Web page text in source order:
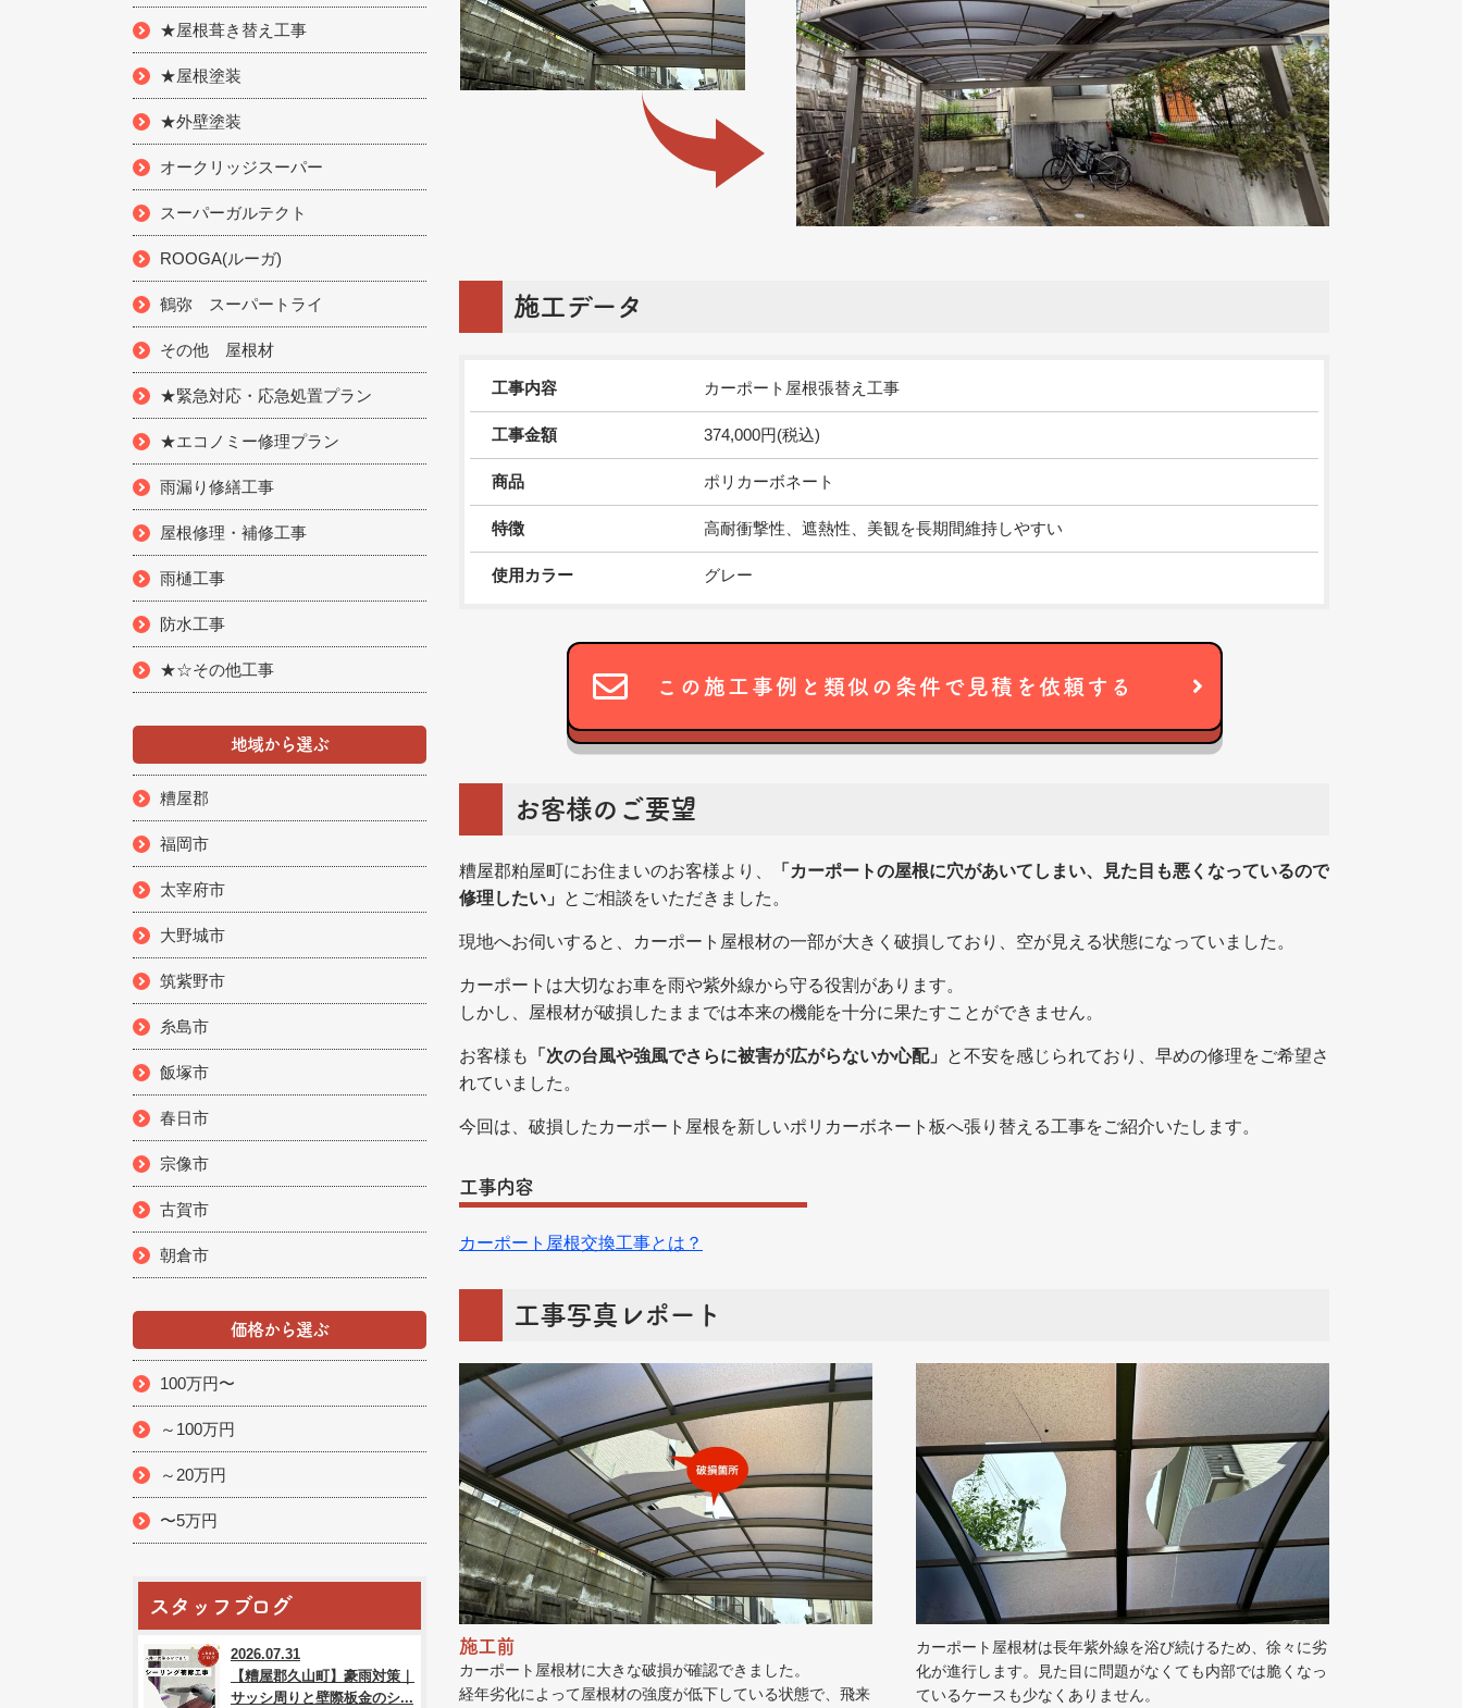
施工データ
工事内容 カーポート屋根張替え工事
工事金額 374,000円(税込)
商品 ポリカーボネート
特徴 高耐衝撃性、遮熱性、美観を長期間維持しやすい
使用カラー グレー
この施工事例と類似の条件で見積を依頼する
お客様のご要望
糟屋郡粕屋町にお住まいのお客様より、
「カーポートの屋根に穴があいてしまい、見た目も悪くなっているので
修理したい」
とご相談をいただきました。
現地へお伺いすると、カーポート屋根材の一部が大きく破損しており、空が見える状態になっていました。
カーポートは大切なお車を雨や紫外線から守る役割があります。
しかし、屋根材が破損したままでは本来の機能を十分に果たすことができません。
お客様も 「次の台風や強風でさらに被害が広がらないか心配」
と不安を感じられており、早めの修理をご希望さ
れていました。
今回は、破損したカーポート屋根を新しいポリカーボネート板へ張り替える工事をご紹介いたします。
工事内容
カーポート屋根交換工事とは？
工事写真レポート
施工前
カーポート屋根材に大きな破損が確認できました。
経年劣化によって屋根材の強度が低下している状態で、飛来
カーポート屋根材は長年紫外線を浴び続けるため、徐々に劣
化が進行します。見た目に問題がなくても内部では脆くなっ
ているケースも少なくありません。
★屋根葺き替え工事
★屋根塗装
★外壁塗装
オークリッジスーパー
スーパーガルテクト
ROOGA(ルーガ)
鶴弥 スーパートライ
その他 屋根材
★緊急対応・応急処置プラン
★エコノミー修理プラン
雨漏り修繕工事
屋根修理・補修工事
雨樋工事
防水工事
★☆その他工事
地域から選ぶ
糟屋郡
福岡市
太宰府市
大野城市
筑紫野市
糸島市
飯塚市
春日市
宗像市
古賀市
朝倉市
価格から選ぶ
100万円〜
～100万円
～20万円
〜5万円
スタッフブログ
2026.07.31
【糟屋郡久山町】豪雨対策｜
サッシ周りと壁際板金のシ...